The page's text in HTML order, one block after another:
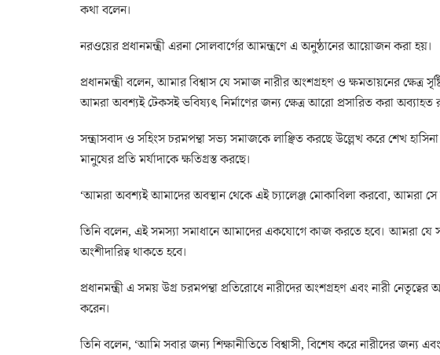
কথা বলেন।
নরওয়ের প্রধানমন্ত্রী এরনা সোলবার্গের আমন্ত্রণে এ অনুষ্ঠানের আয়োজন করা হয়।
প্রধানমন্ত্রী বলেন, আমার বিশ্বাস যে সমাজ নারীর অংশগ্রহণ ও ক্ষমতায়নের ক্ষেত্র
আমরা অবশ্যই টেকসই ভবিষ্যৎ নির্মাণের জন্য ক্ষেত্র আরো প্রসারিত করা অব্যাহত
সন্ত্রাসবাদ ও সহিংস চরমপন্থা সভ্য সমাজকে লাঞ্ছিত করছে উল্লেখ করে শেখ
মানুষের প্রতি মর্যাদাকে ক্ষতিগ্রস্ত করছে।
‘আমরা অবশ্যই আমাদের অবস্থান থেকে এই চ্যালেঞ্জ মোকাবিলা করবো, আমরা সে
তিনি বলেন, এই সমস্যা সমাধানে আমাদের একযোগে কাজ করতে হবে। আমরা যে
অংশীদারিত্ব থাকতে হবে।
প্রধানমন্ত্রী এ সময় উগ্র চরমপন্থা প্রতিরোধে নারীদের অংশগ্রহণ এবং নারী
করেন।
তিনি বলেন, ‘আমি সবার জন্য শিক্ষানীতিতে বিশ্বাসী, বিশেষ করে নারীদের জন্য